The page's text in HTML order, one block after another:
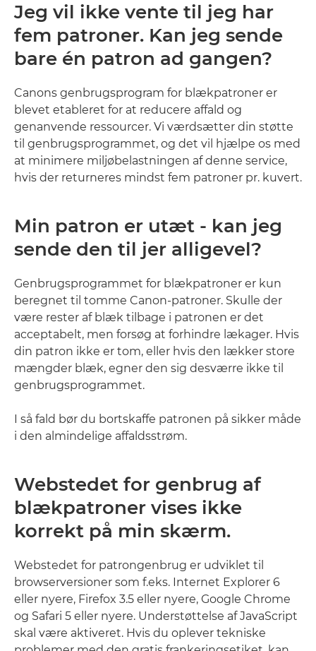
Jeg vil ikke vente til jeg har
fem patroner. Kan jeg sende
bare én patron ad gangen?
Canons genbrugsprogram for blækpatroner er
blevet etableret for at reducere affald og
genanvende ressourcer. Vi værdsætter din støtte
til genbrugsprogrammet, og det vil hjælpe os med
at minimere miljøbelastningen af denne service,
hvis der returneres mindst fem patroner pr. kuvert.
Min patron er utæt - kan jeg
sende den til jer alligevel?
Genbrugsprogrammet for blækpatroner er kun
beregnet til tomme Canon-patroner. Skulle der
være rester af blæk tilbage i patronen er det
acceptabelt, men forsøg at forhindre lækager. Hvis
din patron ikke er tom, eller hvis den lækker store
mængder blæk, egner den sig desværre ikke til
genbrugsprogrammet.
I så fald bør du bortskaffe patronen på sikker måde
i den almindelige affaldsstrøm.
Webstedet for genbrug af
blækpatroner vises ikke
korrekt på min skærm.
Webstedet for patrongenbrug er udviklet til
browserversioner som f.eks. Internet Explorer 6
eller nyere, Firefox 3.5 eller nyere, Google Chrome
og Safari 5 eller nyere. Understøttelse af JavaScript
skal være aktiveret. Hvis du oplever tekniske